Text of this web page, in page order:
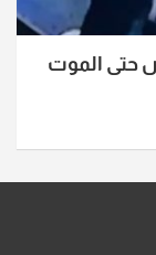
حتى الموت